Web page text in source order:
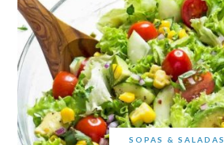
SOPAS & SALADAS